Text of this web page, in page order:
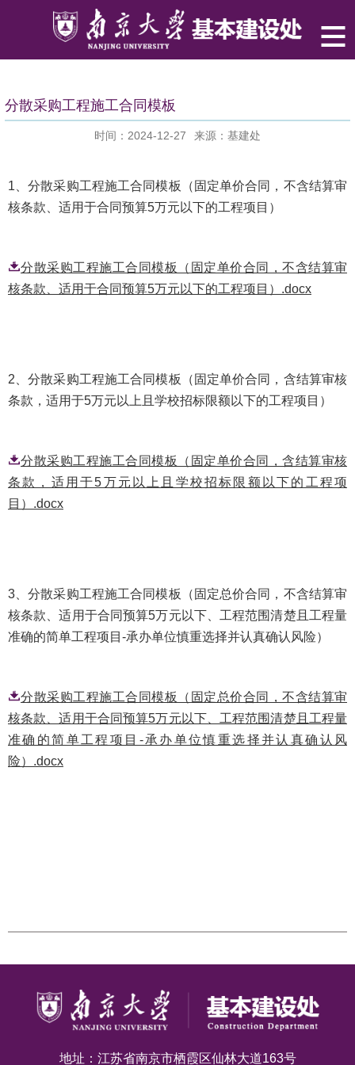
分散采购工程施工合同模板
时间：2024-12-27 来源：基建处
1、分散采购工程施工合同模板（固定单价合同，不含结算审
核条款、适用于合同预算5万元以下的工程项目）
分散采购工程施工合同模板（固定单价合同，不含结算审
核条款、适用于合同预算5万元以下的工程项目）.docx
2、分散采购工程施工合同模板 （固定单价合同，含结算审核
条款，适用于5万元以上且学校招标限额以下的工程项目）
分散采购工程施工合同模板（固定单价合同，含结算审核
条款，适用于5万元以上且学校招标限额以下的工程项
目）.docx
3、分散采购工程施工合同模板（固定总价合同，不含结算审
核条款、适用于合同预算5万元以下、工程范围清楚且工程量
准确的简单工程项目-承办单位慎重选择并认真确认风险）
分散采购工程施工合同模板（固定总价合同，不含结算审
核条款、适用于合同预算5万元以下、工程范围清楚且工程量
准确的简单工程项目-承办单位慎重选择并认真确认风
险）.docx
地址：江苏省南京市栖霞区仙林大道163号